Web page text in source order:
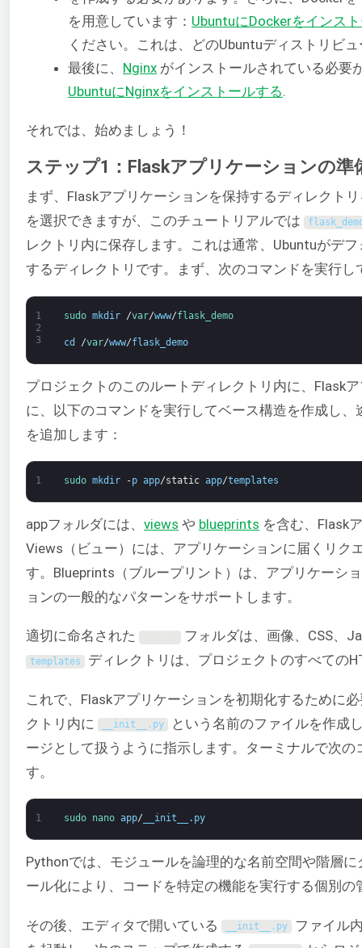
を用意しています： UbuntuにDockerをインス
ください。これは、どのUbuntuディストリビ
最後に、 Nginx がインストールされている必要
UbuntuにNginxをインストールする
それでは、始めましょう！
ステップ1：Flaskアプリケーションの準
まず、Flaskアプリケーションを保持するディレクト
を選択できますが、このチュートリアルでは
レクトリ内に保存します。これは通常、Ubuntuがデ
するディレクトリです。まず、次のコマンドを実行
1
2
3
sudo mkdir /var/www/flask_demo
cd /var/www/flask_demo
プロジェクトのこのルートディレクトリ内に、Flask
に、以下のコマンドを実行してベース構造を作成し
を追加します：
1 sudo mkdir -p app/static app/templates
appフォルダには、 views や blueprints を含む、Flask
Views（ビュー）には、アプリケーションに届くリク
す。Blueprints（ブループリント）は、アプリケーシ
ョンの一般的なパターンをサポートします。
適切に命名された フォルダは、画像、CSS、
templates ディレクトリは、プロジェクトのすべての
これで、Flaskアプリケーションを初期化するために
クトリ内に
__init__ . py という名前のファイルを作成
ージとして扱うように指示します。ターミナルで次
す。
1 sudo nano app/ __init__ . py
Pythonでは、モジュールを論理的な名前空間や階層
ール化により、コードを特定の機能を実行する個別
その後、エディタで開いている __init__ . py ファイル